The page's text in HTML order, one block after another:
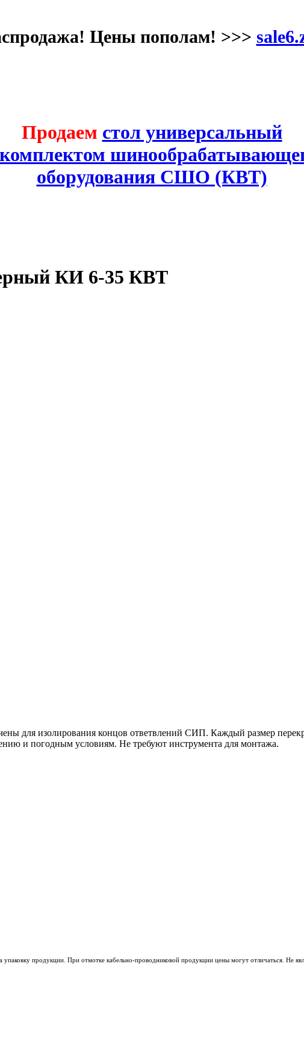
Цены пополам! >>>
Продаем стол универсальный
оборудования СШО (КВТ)
КИ 6-35 КВТ
для изолирования концов ответвлений СИП. Каждый размер
и погодным условиям. Не требуют инструмента для монтажа.
продукции. При отмотке кабельно-проводниковой продукции цены могут отличаться. Не